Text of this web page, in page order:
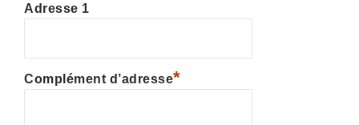
Adresse 1
Complément d’adresse*